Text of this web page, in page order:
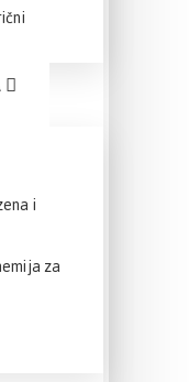
i
za